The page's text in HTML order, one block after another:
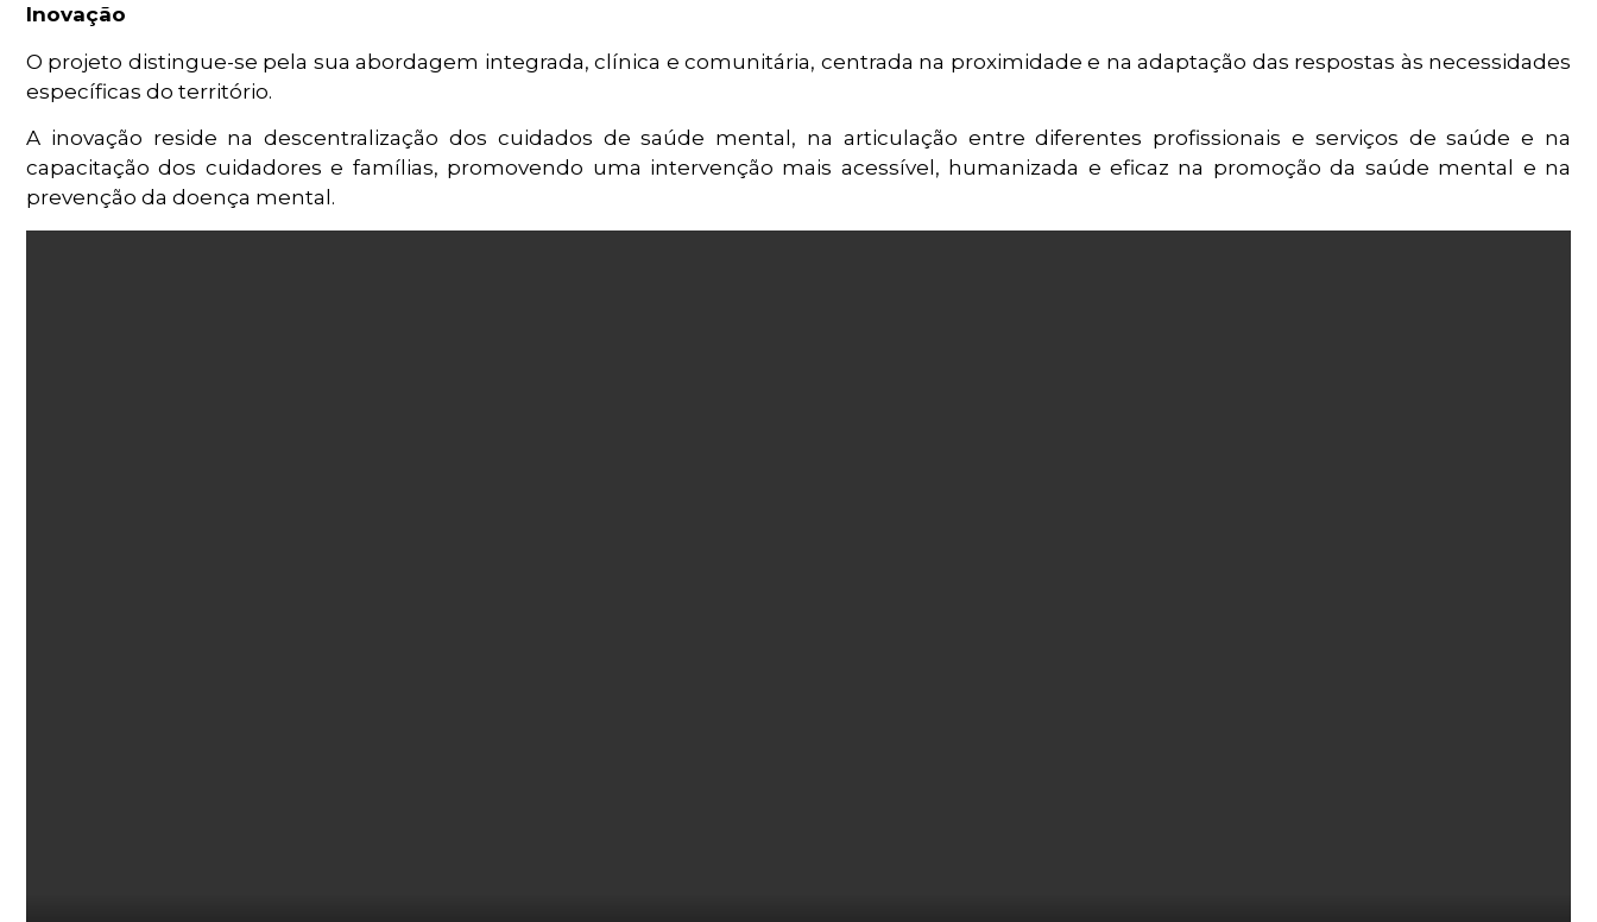
Inovação
O projeto distingue-se pela sua abordagem integrada, clínica e comunitária, centrada na proximidade e na adaptação das respostas às necessidades
específicas do território.
A inovação reside na descentralização dos cuidados de saúde mental, na articulação entre diferentes profissionais e serviços de saúde e na
capacitação dos cuidadores e famílias, promovendo uma intervenção mais acessível, humanizada e eficaz na promoção da saúde mental e na
prevenção da doença mental.